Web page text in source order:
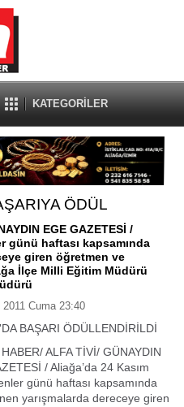
KATEGORİLER
ÖDÜL
EGE GAZETESİ /
günü haftası kapsamında
giren öğretmen ve
İlçe Milli Eğitim Müdürü
2011 Cuma 23:40
BAŞARI ÖDÜLLENDİRİLDİ
ALFA TİVİ/ GÜNAYDIN
/ Aliağa’da 24 Kasım
günü haftası kapsamında
yarışmalarda dereceye giren